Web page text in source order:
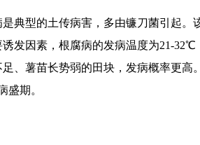
是典型的土传病害，多由镰刀菌引起。
发因素，根腐病的发病温度为21-
、薯苗长势弱的田块，发病概率更高
盛期。